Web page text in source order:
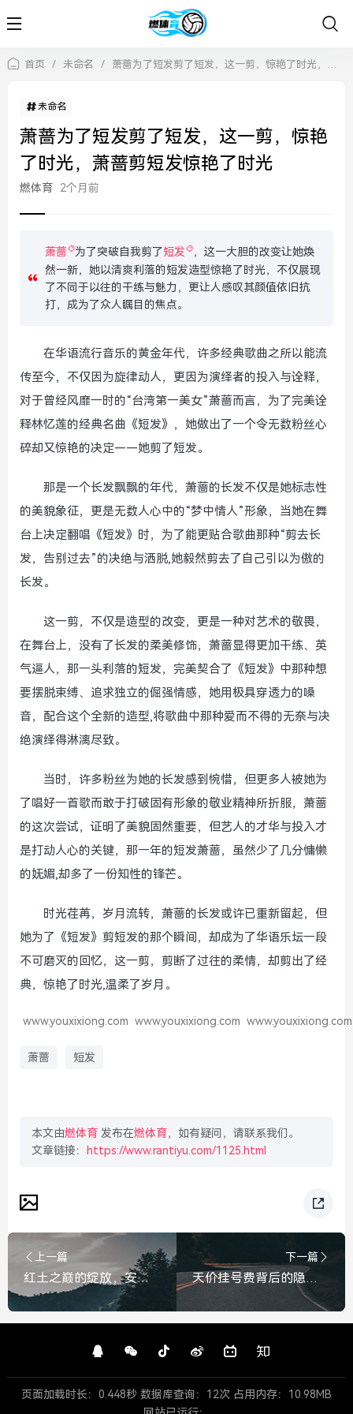
首页 / 未命名 / 萧蔷为了短发剪了短发，这一剪，惊艳了时光，萧蔷剪短发惊艳了时光
未命名
萧蔷为了短发剪了短发，这一剪，惊艳
了时光，萧蔷剪短发惊艳了时光
燃体育 2个月前
萧蔷 为了突破自我剪了短发
，这一大胆的改变让她焕
然一新，她以清爽利落的短发造型惊艳了时光，不仅展现
了不同于以往的干练与魅力，更让人感叹其颜值依旧抗
打，成为了众人瞩目的焦点。
在华语流行音乐的黄金年代，许多经典歌曲之所以能流
传至今，不仅因为旋律动人，更因为演绎者的投入与诠释，
对于曾经风靡一时的“台湾第一美女”萧蔷而言，为了完美诠
释林忆莲的经典名曲《短发》，她做出了一个令无数粉丝心
碎却又惊艳的决定——她剪了短发。
那是一个长发飘飘的年代，萧蔷的长发不仅是她标志性
的美貌象征，更是无数人心中的“梦中情人”形象，当她在舞
台上决定翻唱《短发》时，为了能更贴合歌曲那种“剪去长
发，告别过去”的决绝与洒脱,她毅然剪去了自己引以为傲的
长发。
这一剪，不仅是造型的改变，更是一种对艺术的敬畏，
在舞台上，没有了长发的柔美修饰，萧蔷显得更加干练、英
气逼人，那一头利落的短发，完美契合了《短发》中那种想
要摆脱束缚、追求独立的倔强情感，她用极具穿透力的嗓
音，配合这个全新的造型,将歌曲中那种爱而不得的无奈与决
绝演绎得淋漓尽致。
当时，许多粉丝为她的长发感到惋惜，但更多人被她为
了唱好一首歌而敢于打破固有形象的敬业精神所折服，萧蔷
的这次尝试，证明了美貌固然重要，但艺人的才华与投入才
是打动人心的关键，那一年的短发萧蔷，虽然少了几分慵懒
的妩媚,却多了一份知性的锋芒。
时光荏苒，岁月流转，萧蔷的长发或许已重新留起，但
她为了《短发》剪短发的那个瞬间，却成为了华语乐坛一段
不可磨灭的回忆，这一剪，剪断了过往的柔情，却剪出了经
典，惊艳了时光,温柔了岁月。
www.youxixiong.com www.youxixiong.com www.youxixiong.com
萧蔷 短发
本文由燃体育 发布在燃体育，如有疑问，请联系我们。
文章链接：
https://www.rantiyu.com/1125.html
上一篇
红土之巅的绽放，安德列娃加冕2026年法网女单冠军，安德列娃加冕2026年法网女单冠军
下一篇
天价挂号费背后的隐忧，上海一医院妇科专家号为何能卖到5000元？上海妇科专家号5000元天价，背后隐忧何在？
页面加载时长：0.448秒 数据库查询：12次 占用内存：10.98MB